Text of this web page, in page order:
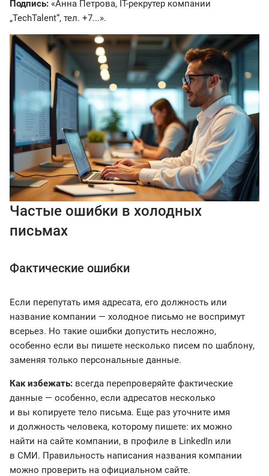
Подпись: «Анна Петрова, IT-рекрутер компании
„TechTalent“, тел. +7...».
Частые ошибки в холодных
письмах
Фактические ошибки
Если перепутать имя адресата, его должность или
название компании — холодное письмо не воспримут
всерьез. Но такие ошибки допустить несложно,
особенно если вы пишете несколько писем по шаблону,
заменяя только персональные данные.
Как избежать: всегда перепроверяйте фактические
данные — особенно, если адресатов несколько
и вы копируете тело письма. Еще раз уточните имя
и должность человека, которому пишете: их можно
найти на сайте компании, в профиле в LinkedIn или
в СМИ. Правильность написания названия компании
можно проверить на официальном сайте.